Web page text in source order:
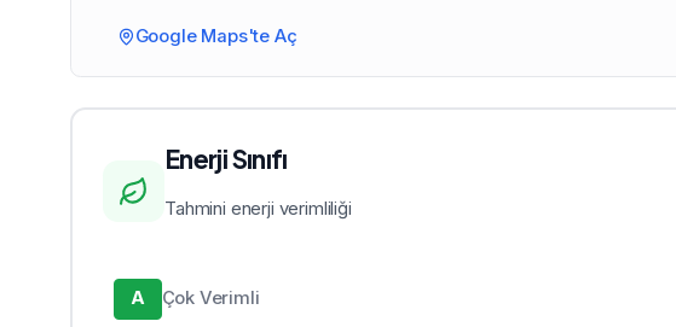
Google Maps'te Aç
Enerji Sınıfı
Tahmini enerji verimliliği
A Çok Verimli